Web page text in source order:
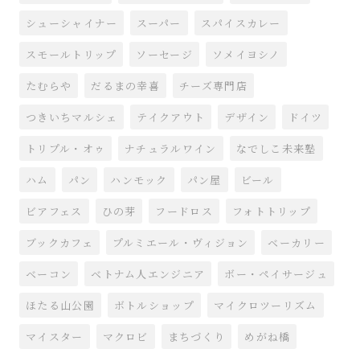
シューシャイナー スーパー スパイスカレー
スモールトリップ ソーセージ ソメイヨシノ
たむらや だるまの幸喜 チーズ専門店
つきいちマルシェ テイクアウト デザイン ドイツ
トリプル・オゥ ナチュラルワイン なでしこ未来塾
ハム パン ハンモック パン屋 ビール
ビアフェス ひの芽 フードロス フォトトリップ
ブックカフェ プルミエール・ヴィジョン ベーカリー
ベーコン ベトナム人エンジニア ボー・ペイサージュ
ほたる山公園 ボトルショップ マイクロツーリズム
マイスター マクロビ まちづくり めがね橋